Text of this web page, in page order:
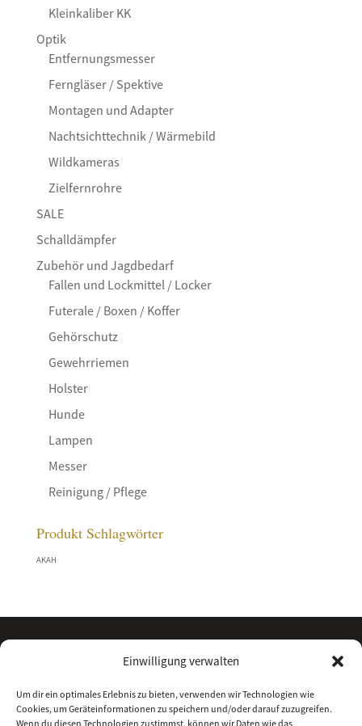
Einwilligung verwalten
Um dir ein optimales Erlebnis zu bieten, verwenden wir Technologien wie
Cookies, um Geräteinformationen zu speichern und/oder darauf zuzugreifen.
Wenn du diesen Technologien zustimmst, können wir Daten wie das
Kleinkaliber KK
Optik
Entfernungsmesser
Ferngläser / Spektive
Montagen und Adapter
Nachtsichttechnik / Wärmebild
Wildkameras
Zielfernrohre
SALE
Schalldämpfer
Zubehör und Jagdbedarf
Fallen und Lockmittel / Locker
Futerale / Boxen / Koffer
Gehörschutz
Gewehrriemen
Holster
Hunde
Lampen
Messer
Reinigung / Pflege
Produkt Schlagwörter
AKAH